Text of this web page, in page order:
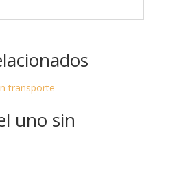
uno sin